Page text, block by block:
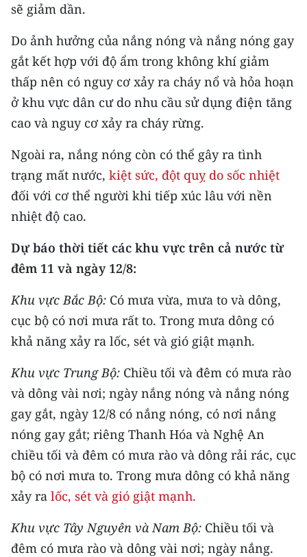
Media Chính trị
Media Kinh tế
Media Văn hóa
Media Xã hội
Media Pháp luật
Media Du lịch
Media Thế giới
Media Thể thao
Media Giáo dục
Media Khoa học - Công nghệ
Media Môi trường
Ảnh
Infographic
TIN MỚI
TIN ĐỊA PHƯƠNG
Đồng bằng sông Hồng
sẽ giảm dần.
Do ảnh hưởng của nắng nóng và nắng nóng gay
gắt kết hợp với độ ẩm trong không khí giảm
thấp nên có nguy cơ xảy ra cháy nổ và hỏa hoạn
ở khu vực dân cư do nhu cầu sử dụng điện tăng
cao và nguy cơ xảy ra cháy rừng.
Ngoài ra, nắng nóng còn có thể gây ra tình
trạng mất nước, kiệt sức, đột quỵ do sốc nhiệt
đối với cơ thể người khi tiếp xúc lâu với nền
nhiệt độ cao.
Dự báo thời tiết các khu vực trên cả nước từ
đêm 11 và ngày 12/8:
Khu vực Bắc Bộ: Có mưa vừa, mưa to và dông,
cục bộ có nơi mưa rất to. Trong mưa dông có
khả năng xảy ra lốc, sét và gió giật mạnh.
Khu vực Trung Bộ: Chiều tối và đêm có mưa rào
và dông vài nơi; ngày nắng nóng và nắng nóng
gay gắt, ngày 12/8 có nắng nóng, có nơi nắng
nóng gay gắt; riêng Thanh Hóa và Nghệ An
chiều tối và đêm có mưa rào và dông rải rác, cục
bộ có nơi mưa to. Trong mưa dông có khả năng
xảy ra lốc, sét và gió giật mạnh.
Khu vực Tây Nguyên và Nam Bộ: Chiều tối và
đêm có mưa rào và dông vài nơi; ngày nắng.